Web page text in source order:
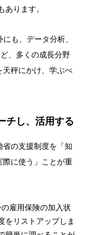
あります。
も、データ分析、
、多くの成長分野
天秤にかけ、学ぶべ
チし、活用する
の支援制度を「知
際に使う」ことが重
の雇用保険の加入状
をリストアップしま